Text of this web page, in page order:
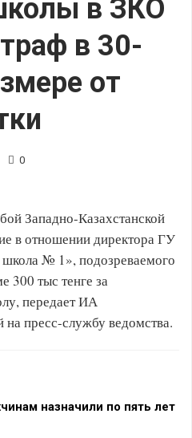
в ЗКО
в 30-
от
0
Западно-Казахстанской
в отношении директора ГУ
школа № 1», подозреваемого
300 тыс тенге за
передает ИА
на пресс-службу ведомства.
назначили по пять лет